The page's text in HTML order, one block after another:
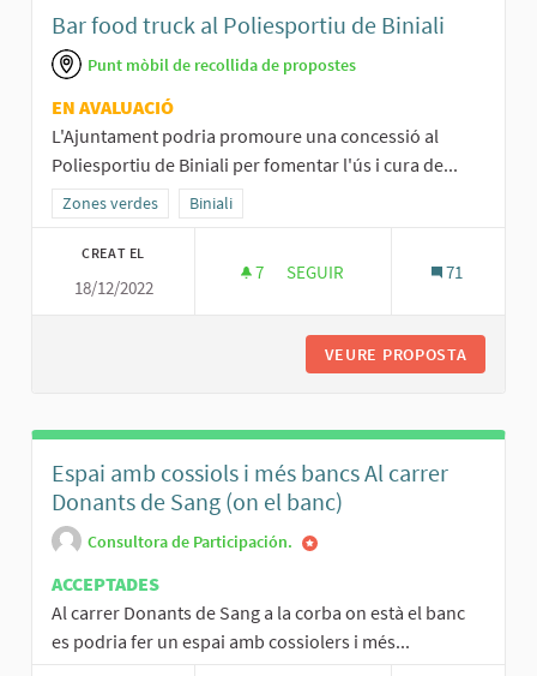
Bar food truck al Poliesportiu de Biniali
Punt mòbil de recollida de propostes
EN AVALUACIÓ
L'Ajuntament podria promoure una concessió al
Poliesportiu de Biniali per fomentar l'ús i cura de...
Resultats al filtrar per la categoria: Zones verdes
Zones verdes Resultats al filtrar per l'àmbit: Biniali
Biniali
CREAT EL
18/12/2022
7 7 SEGUIDORES
SEGUIR 71
VEURE PROPOSTA
Espai amb cossiols i més bancs Al carrer
Donants de Sang (on el banc)
Consultora de Participación.
ACCEPTADES
Al carrer Donants de Sang a la corba on està el banc
es podria fer un espai amb cossiolers i més...